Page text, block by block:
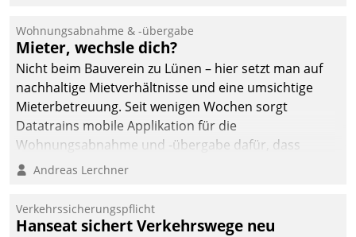
und Beschwerde-Management einen eigenen Kanal
ein.
Wohnungsabnahme & -übergabe
Mieter, wechsle dich?
Nicht beim Bauverein zu Lünen – hier setzt man auf
nachhaltige Mietverhältnisse und eine umsichtige
Mieterbetreuung. Seit wenigen Wochen sorgt
Datatrains mobile Applikation für die
Wohnungsabnahme und -übergabe dafür, dass
Mieter wohlgeordnet kommen und, so es sein muss,
Andreas Lerchner
Verkehrssicherungspflicht
Hanseat sichert Verkehrswege neu